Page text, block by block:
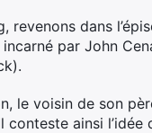
revenons dans
par John
le voisin de son
ainsi